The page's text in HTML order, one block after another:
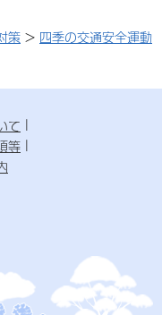
策 > 四季の交通安全運動
て
等